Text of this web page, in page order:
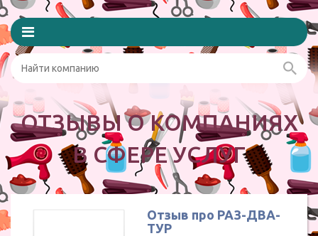
ОТЗЫВЫ О КОМПАНИЯХ
В СФЕРЕ УСЛУГ
Отзыв про РАЗ-ДВА-
ТУР